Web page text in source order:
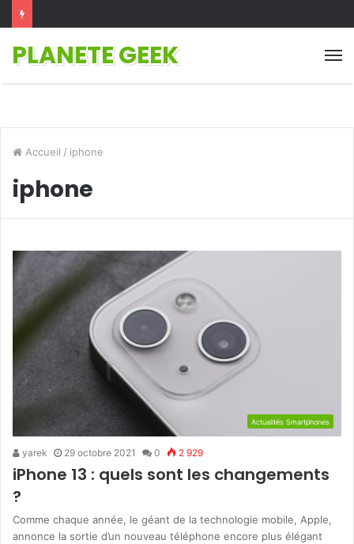
PLANETE GEEK
Accueil / iphone
iphone
Actualités Smartphones
yarek 29 octobre 2021 0 2 929
iPhone 13 : quels sont les changements
?
Comme chaque année, le géant de la technologie mobile, Apple,
annonce la sortie d’un nouveau téléphone encore plus élégant